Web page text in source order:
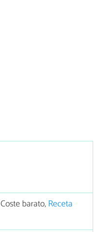
Coste barato,Receta